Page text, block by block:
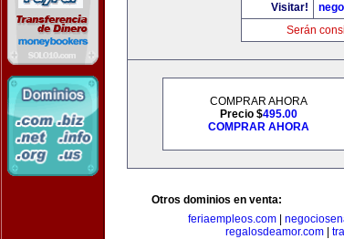
Visitar!
Serán
COMPRAR AHORA
Precio $495.00
COMPRAR AHORA
Otros dominios en venta:
feriaempleos.com
regalosdeamor.com